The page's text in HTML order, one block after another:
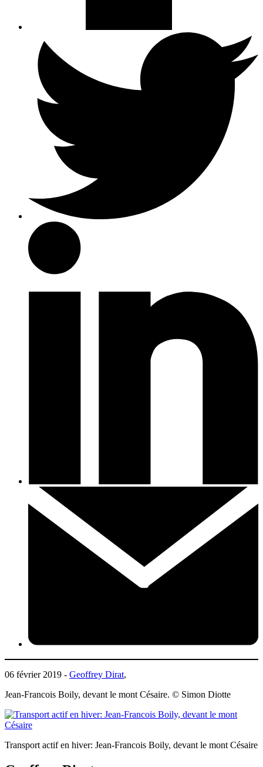
06 février 2019 - Geoffrey Dirat,
Jean-Francois Boily, devant le mont Césaire. © Simon Diotte
Transport actif en hiver: Jean-Francois Boily, devant le mont Césaire